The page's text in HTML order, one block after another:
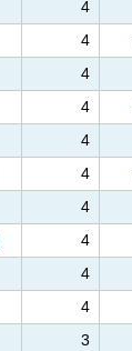
4
4
4
4
4
4
4
4
4
4
3